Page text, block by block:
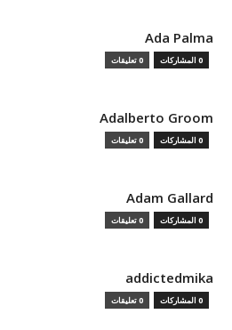
Ada Palma
0 المشاركات 0 تعليقات
Adalberto Groom
0 المشاركات 0 تعليقات
Adam Gallard
0 المشاركات 0 تعليقات
addictedmika
0 المشاركات 0 تعليقات